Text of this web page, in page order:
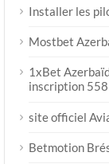
Installer les
Mostbet
1xBet
inscription 558
site officiel
Betmotion